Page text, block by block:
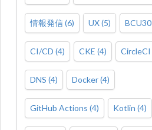
情報発信(6) UX(5) BCU30
CI/CD (4) CKE (4) CircleCI
DNS (4) Docker(4)
GitHub Actions (4) Kotlin (4)